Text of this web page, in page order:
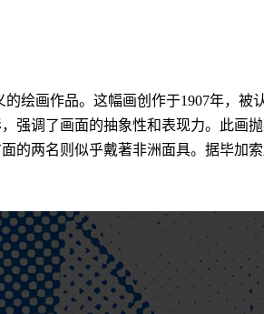
绘画作品。这幅画创作于1907年，被
强调了画面的抽象性和表现力。此画
的两名则似乎戴著非洲面具。据毕加